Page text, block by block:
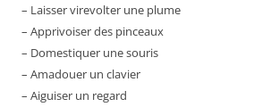
– Laisser virevolter une plume
– Apprivoiser des pinceaux
– Domestiquer une souris
– Amadouer un clavier
– Aiguiser un regard